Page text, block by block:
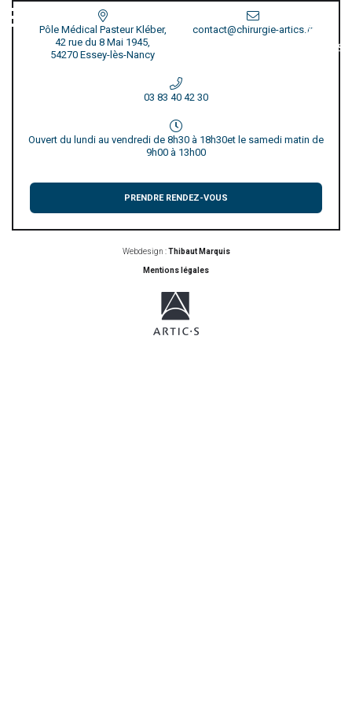
Pôle Médical Pasteur Kléber,
42 rue du 8 Mai 1945,
54270 Essey-lès-Nancy
contact@chirurgie-artics.fr
03 83 40 42 30
Ouvert du lundi au vendredi de 8h30 à 18h30et le samedi matin de
9h00 à 13h00
PRENDRE RENDEZ-VOUS
Webdesign :Thibaut Marquis
Mentions légales